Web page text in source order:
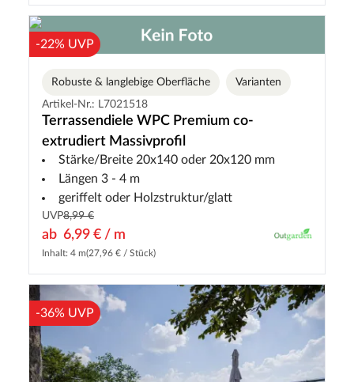
-22% UVP
Robuste & langlebige Oberfläche
Varianten
Artikel-Nr.: L7021518
Terrassendiele WPC Premium co-
extrudiert Massivprofil
Stärke/Breite 20x140 oder 20x120 mm
Längen 3 - 4 m
geriffelt oder Holzstruktur/glatt
UVP8,99 €
ab 6,99 € / m
Inhalt: 4 m(27,96 € / Stück)
-36% UVP